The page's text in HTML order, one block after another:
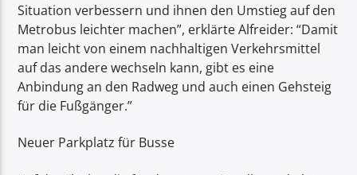
Situation verbessern und ihnen den Umstieg auf den
Metrobus leichter machen”, erklärte Alfreider: “Damit
man leicht von einem nachhaltigen Verkehrsmittel
auf das andere wechseln kann, gibt es eine
Anbindung an den Radweg und auch einen Gehsteig
für die Fußgänger.”
Neuer Parkplatz für Busse